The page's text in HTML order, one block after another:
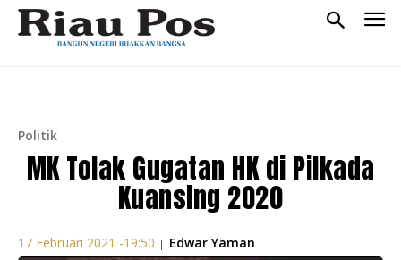
Politik
MK Tolak Gugatan HK di Pilkada
Kuansing 2020
17 Februari 2021 -19:50 | Edwar Yaman